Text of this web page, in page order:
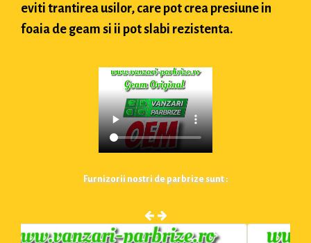
eviti trantirea usilor, care pot crea presiune in
foaia de geam si ii pot slabi rezistenta.
Furnizorii nostri de parbrize sunt :